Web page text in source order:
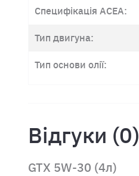
Специфікація ACEA:
Тип двигуна:
Тип основи олії:
Відгуки (0)
GTX 5W-30 (4л)